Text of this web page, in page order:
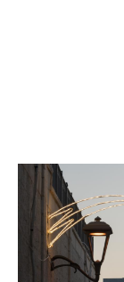
Image